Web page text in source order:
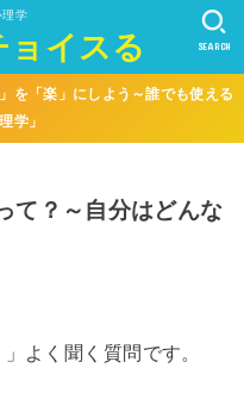
理学
ョイスる SEARCH
を「楽」にしよう～誰でも使える
学」
て？～自分はどんな
よく聞く質問です。